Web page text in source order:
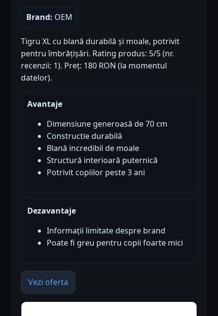
Brand: OEM
Tigru XL cu blană durabilă și moale, potrivit
pentru îmbrățișări. Rating produs: 5/5 (nr.
recenzii: 1). Preț: 180 RON (la momentul
datelor).
Avantaje
Dimensiune generoasă de 70 cm
Constructie durabilă
Blană incredibil de moale
Structură interioară puternică
Potrivit copiilor peste 3 ani
Dezavantaje
Informații limitate despre brand
Poate fi greu pentru copii foarte mici
Vezi oferta